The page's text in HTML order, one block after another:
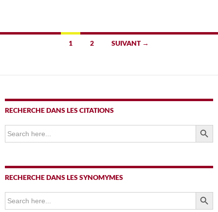
articles
1 2 SUIVANT →
RECHERCHE DANS LES CITATIONS
Search
for:
SEARCH
RECHERCHE DANS LES SYNOMYMES
Search
for:
SEARCH